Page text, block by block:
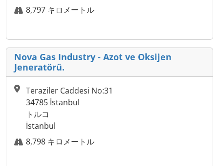
8,797 キロメートル
Nova Gas Industry - Azot ve Oksijen
Jeneratörü.
Teraziler Caddesi No:31
34785 İstanbul
トルコ
İstanbul
8,798 キロメートル